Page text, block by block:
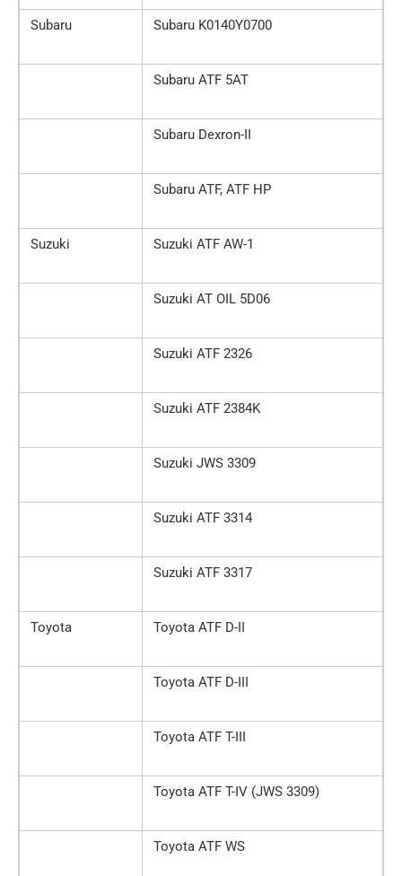
Subaru Subaru K0140Y0700
Subaru ATF 5AT
Subaru Dexron-II
Subaru ATF, ATF HP
Suzuki Suzuki ATF AW-1
Suzuki AT OIL 5D06
Suzuki ATF 2326
Suzuki ATF 2384K
Suzuki JWS 3309
Suzuki ATF 3314
Suzuki ATF 3317
Toyota Toyota ATF D-II
Toyota ATF D-III
Toyota ATF T-III
Toyota ATF T-IV (JWS 3309)
Toyota ATF WS